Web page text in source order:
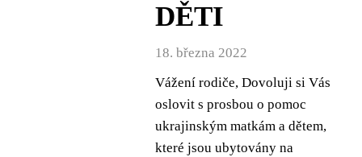
DĚTI
18. března 2022
Vážení rodiče, Dovoluji si Vás
oslovit s prosbou o pomoc
ukrajinským matkám a dětem,
které jsou ubytovány na